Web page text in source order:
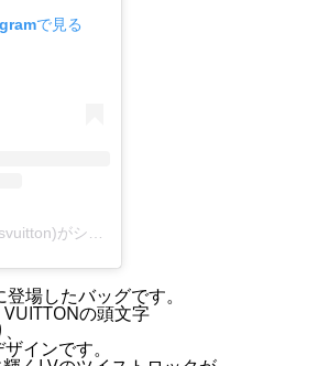
で見る
場したバッグです。
の頭文字
インです。